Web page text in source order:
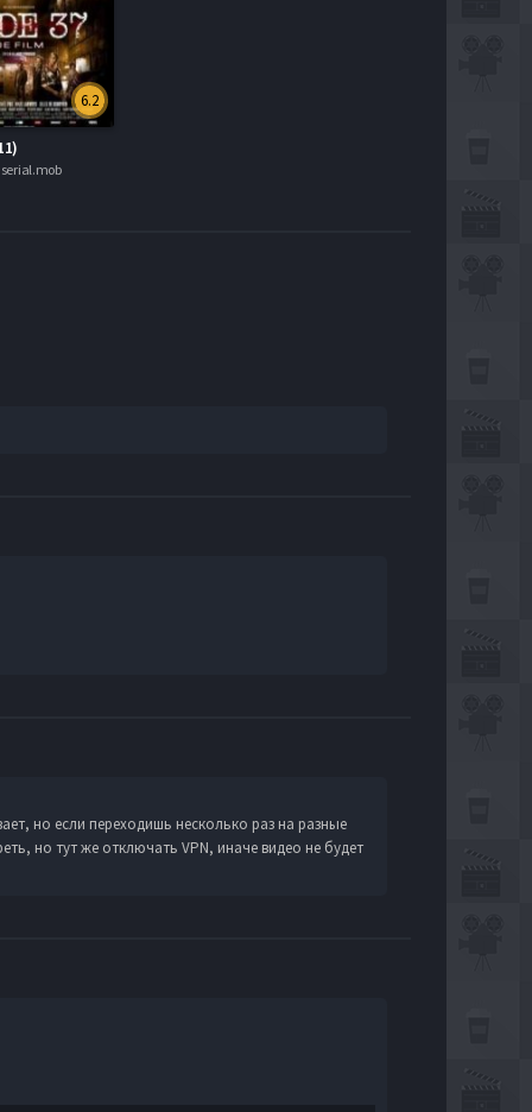
6.2
но если переходишь несколько раз на разные
но тут же отключать VPN, иначе видео не будет